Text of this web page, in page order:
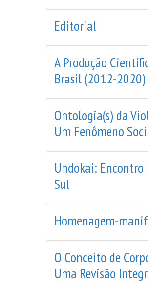
Editorial
A Produção
Brasil (2012-2020)
Ontologia(s) da
Um Fenômeno
Undokai:
Sul
Homenagem-
O Conceito de
Uma Revisão